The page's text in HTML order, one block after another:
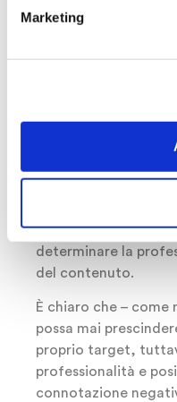
Marketing
campagna di email
informale sarà
scelta professionale
del lettore,
contenuto. E
determinare la
del contenuto.
È chiaro che – come
possa mai
proprio target,
professionalità e
connotazione